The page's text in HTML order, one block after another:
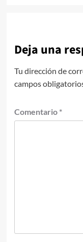
Deja una
Tu dirección de
campos
Comentario *